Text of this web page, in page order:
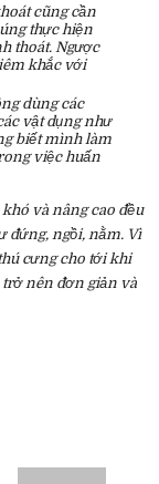
cũng cần
thực hiện
thoát. Ngược
khắc với
dùng các
vật dụng như
biết mình làm
việc huấn
và nâng cao đều
đứng, ngồi, nằm. Vì
cưng cho tới khi
trở nên đơn giản và